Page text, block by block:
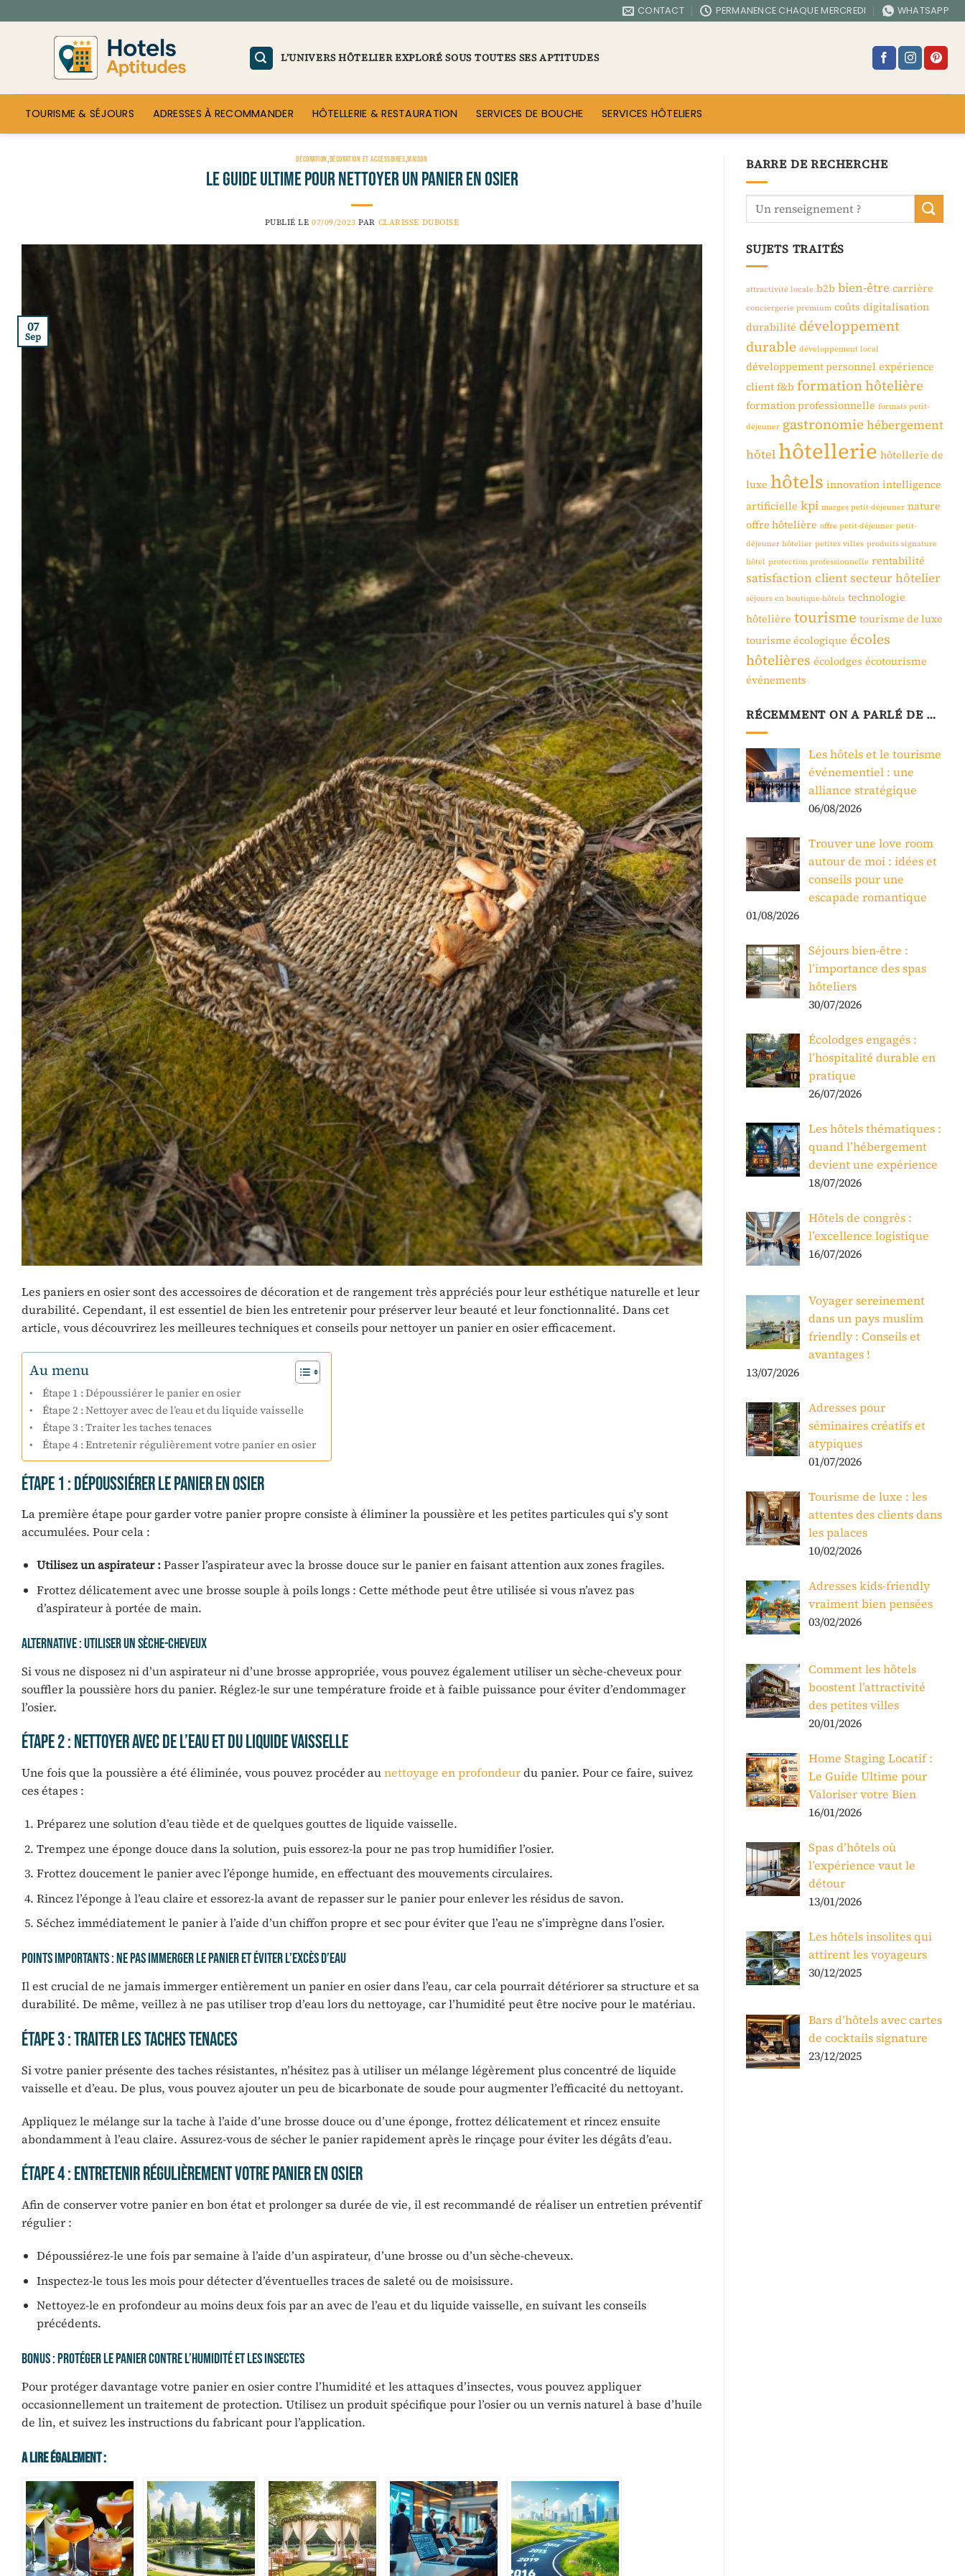
au
CONTACT PERMANENCE CHAQUE MERCREDI WHATSAPP
L’UNIVERS HÔTELIER EXPLORÉ SOUS TOUTES SES APTITUDES
TOURISME & SÉJOURS ADRESSES À RECOMMANDER HÔTELLERIE & RESTAURATION SERVICES DE BOUCHE SERVICES HÔTELIERS
DÉCORATION,DÉCORATION ET ACCESSOIRES,MAISON
Le guide ultime pour nettoyer un panier en osier
PUBLIÉ LE07/09/2023 PAR CLARISSE DUBOISE
07
Sep
Les paniers en osier sont des accessoires de décoration et de rangement très appréciés pour leur esthétique naturelle et leur
durabilité. Cependant, il est essentiel de bien les entretenir pour préserver leur beauté et leur fonctionnalité. Dans cet
article, vous découvrirez les meilleures techniques et conseils pour nettoyer un panier en osier efficacement.
Au menu
Étape 1 : Dépoussiérer le panier en osier
Étape 2 : Nettoyer avec de l’eau et du liquide vaisselle
Étape 3 : Traiter les taches tenaces
Étape 4 : Entretenir régulièrement votre panier en osier
Étape 1 : Dépoussiérer le panier en osier
La première étape pour garder votre panier propre consiste à éliminer la poussière et les petites particules qui s’y sont
accumulées. Pour cela :
Utilisez un aspirateur :Passer l’aspirateur avec la brosse douce sur le panier en faisant attention aux zones fragiles.
Frottez délicatement avec une brosse souple à poils longs : Cette méthode peut être utilisée si vous n’avez pas
d’aspirateur à portée de main.
Alternative : Utiliser un sèche-cheveux
Si vous ne disposez ni d’un aspirateur ni d’une brosse appropriée, vous pouvez également utiliser un sèche-cheveux pour
souffler la poussière hors du panier. Réglez-le sur une température froide et à faible puissance pour éviter d’endommager
l’osier.
Étape 2 : Nettoyer avec de l’eau et du liquide vaisselle
Une fois que la poussière a été éliminée, vous pouvez procéder aunettoyage en profondeurdu panier. Pour ce faire, suivez
ces étapes :
Préparez une solution d’eau tiède et de quelques gouttes de liquide vaisselle.
Trempez une éponge douce dans la solution, puis essorez-la pour ne pas trop humidifier l’osier.
Frottez doucement le panier avec l’éponge humide, en effectuant des mouvements circulaires.
Rincez l’éponge à l’eau claire et essorez-la avant de repasser sur le panier pour enlever les résidus de savon.
Séchez immédiatement le panier à l’aide d’un chiffon propre et sec pour éviter que l’eau ne s’imprègne dans l’osier.
Points importants : Ne pas immerger le panier et éviter l’excès d’eau
Il est crucial de ne jamais immerger entièrement un panier en osier dans l’eau, car cela pourrait détériorer sa structure et sa
durabilité. De même, veillez à ne pas utiliser trop d’eau lors du nettoyage, car l’humidité peut être nocive pour le matériau.
Étape 3 : Traiter les taches tenaces
Si votre panier présente des taches résistantes, n’hésitez pas à utiliser un mélange légèrement plus concentré de liquide
vaisselle et d’eau. De plus, vous pouvez ajouter un peu de bicarbonate de soude pour augmenter l’efficacité du nettoyant.
Appliquez le mélange sur la tache à l’aide d’une brosse douce ou d’une éponge, frottez délicatement et rincez ensuite
abondamment à l’eau claire. Assurez-vous de sécher le panier rapidement après le rinçage pour éviter les dégâts d’eau.
Étape 4 : Entretenir régulièrement votre panier en osier
Afin de conserver votre panier en bon état et prolonger sa durée de vie, il est recommandé de réaliser un entretien préventif
régulier :
Dépoussiérez-le une fois par semaine à l’aide d’un aspirateur, d’une brosse ou d’un sèche-cheveux.
Inspectez-le tous les mois pour détecter d’éventuelles traces de saleté ou de moisissure.
Nettoyez-le en profondeur au moins deux fois par an avec de l’eau et du liquide vaisselle, en suivant les conseils
précédents.
Bonus : Protéger le panier contre l’humidité et les insectes
Pour protéger davantage votre panier en osier contre l’humidité et les attaques d’insectes, vous pouvez appliquer
occasionnellement un traitement de protection. Utilisez un produit spécifique pour l’osier ou un vernis naturel à base d’huile
de lin, et suivez les instructions du fabricant pour l’application.
A Lire Également :
BARRE DE RECHERCHE
SUJETS TRAITÉS
attractivité locale b2b bien-être carrière
conciergerie premium coûts digitalisation
durabilité développement
durable développement local
développement personnel expérience
client f&b formation hôtelière
formation professionnelle formats petit-
déjeuner gastronomie hébergement
hôtel hôtellerie hôtellerie de
luxe hôtels innovation intelligence
artificielle kpi marges petit-déjeuner nature
offre hôtelière offre petit-déjeuner petit-
déjeuner hôtelier petites villes produits signature
hôtel protection professionnelle rentabilité
satisfaction clientsecteur hôtelier
séjours en boutique-hôtels technologie
hôtelière tourisme tourisme de luxe
tourisme écologique écoles
hôtelières écolodges écotourisme
événements
RÉCEMMENT ON A PARLÉ DE …
Les hôtels et le tourisme
événementiel : une
alliance stratégique
06/08/2026
Trouver une love room
autour de moi : idées et
conseils pour une
escapade romantique
01/08/2026
Séjours bien-être :
l’importance des spas
hôteliers
30/07/2026
Écolodges engagés :
l’hospitalité durable en
pratique
26/07/2026
Les hôtels thématiques :
quand l’hébergement
devient une expérience
18/07/2026
Hôtels de congrès :
l’excellence logistique
16/07/2026
Voyager sereinement
dans un pays muslim
friendly : Conseils et
avantages !
13/07/2026
Adresses pour
séminaires créatifs et
atypiques
01/07/2026
Tourisme de luxe : les
attentes des clients dans
les palaces
10/02/2026
Adresses kids-friendly
vraiment bien pensées
03/02/2026
Comment les hôtels
boostent l’attractivité
des petites villes
20/01/2026
Home Staging Locatif :
Le Guide Ultime pour
Valoriser votre Bien
16/01/2026
Spas d’hôtels où
l’expérience vaut le
détour
13/01/2026
Les hôtels insolites qui
attirent les voyageurs
30/12/2025
Bars d’hôtels avec cartes
de cocktails signature
23/12/2025